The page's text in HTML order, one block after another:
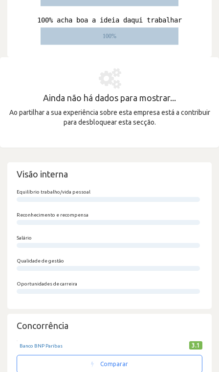
Ainda não há dados para mostrar...
Ao partilhar a sua experiência sobre esta empresa está a contribuir
para desbloquear esta secção.
Visão interna
Equilíbrio trabalho/vida pessoal
Reconhecimento e recompensa
Salário
Qualidade de gestão
Oportunidades de carreira
Concorrência
Banco BNP Paribas 3.1
Comparar